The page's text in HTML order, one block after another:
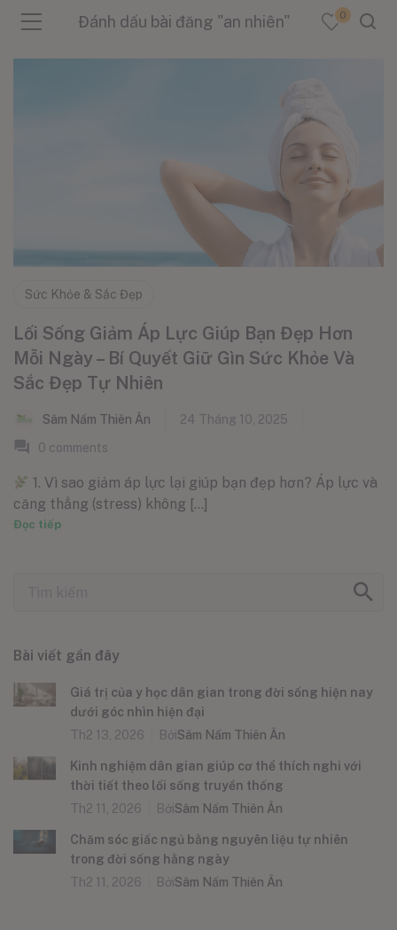
(Tin Tức )
Đánh dấu bài đăng "an nhiên" 0
Sức Khỏe & Sắc Đẹp
Lối Sống Giảm Áp Lực Giúp Bạn Đẹp Hơn
Mỗi Ngày – Bí Quyết Giữ Gìn Sức Khỏe Và
Sắc Đẹp Tự Nhiên
Sâm Nấm Thiên Ân
24 Tháng 10, 2025
0 comments
1. Vì sao giảm áp lực lại giúp bạn đẹp hơn? Áp lực và
căng thẳng (stress) không [...]
Đọc tiếp
Bài viết gần đây
Giá trị của y học dân gian trong đời sống hiện nay
dưới góc nhìn hiện đại
Th2 13, 2026
BởiSâm Nấm Thiên Ân
Kinh nghiệm dân gian giúp cơ thể thích nghi với
thời tiết theo lối sống truyền thống
Th2 11, 2026
BởiSâm Nấm Thiên Ân
Chăm sóc giấc ngủ bằng nguyên liệu tự nhiên
trong đời sống hằng ngày
Th2 11, 2026
BởiSâm Nấm Thiên Ân